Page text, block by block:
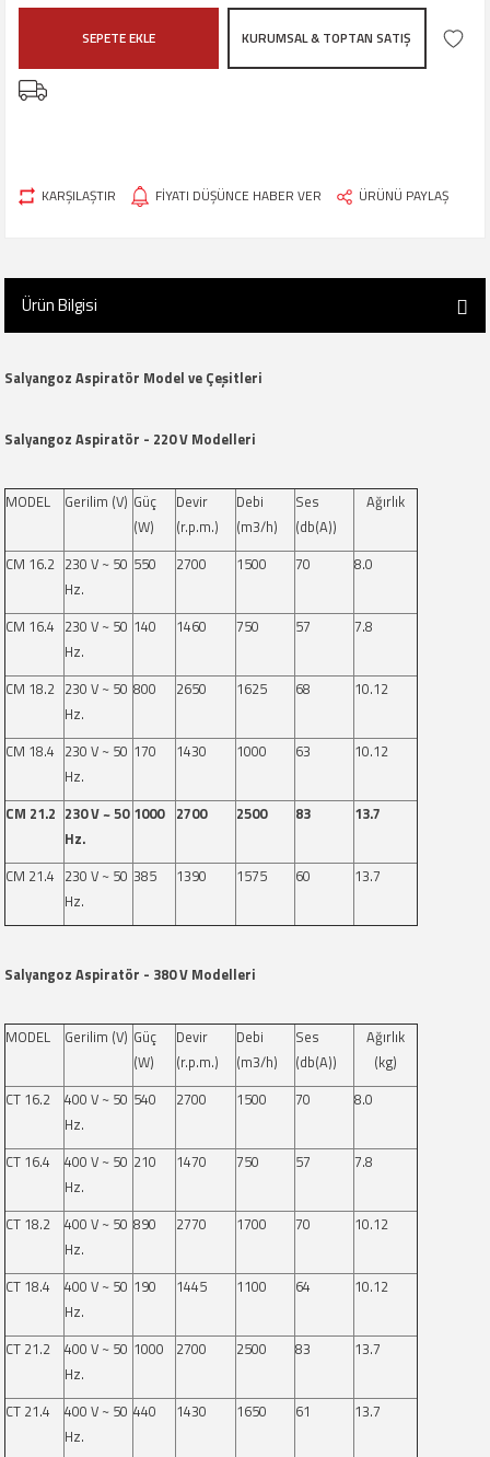
SEPETE EKLE KURUMSAL & TOPTAN SATIŞ
KARŞILAŞTIR FİYATI DÜŞÜNCE HABER VER ÜRÜNÜ PAYLAŞ
Ürün Bilgisi
Salyangoz Aspiratör Model ve Çeşitleri
Salyangoz Aspiratör - 220 V Modelleri
MODEL Gerilim (V) Güç
(W)
Devir
(r.p.m.)
Debi
(m3/h)
Ses
(db(A))
Ağırlık
CM 16.2 230 V ~ 50
Hz.
550 2700 1500 70 8.0
CM 16.4 230 V ~ 50
Hz.
140 1460 750 57 7.8
CM 18.2 230 V ~ 50
Hz.
800 2650 1625 68 10.12
CM 18.4 230 V ~ 50
Hz.
170 1430 1000 63 10.12
CM 21.2 230 V ~ 50
Hz.
1000 2700 2500 83 13.7
CM 21.4 230 V ~ 50
Hz.
385 1390 1575 60 13.7
Salyangoz Aspiratör - 380 V Modelleri
MODEL Gerilim (V) Güç
(W)
Devir
(r.p.m.)
Debi
(m3/h)
Ses
(db(A))
Ağırlık
(kg)
CT 16.2
400 V ~ 50
Hz.
540 2700 1500 70 8.0
CT 16.4
400 V ~ 50
Hz.
210 1470 750 57 7.8
CT 18.2
400 V ~ 50
Hz.
890 2770 1700 70 10.12
CT 18.4
400 V ~ 50
Hz.
190 1445 1100 64 10.12
CT 21.2
400 V ~ 50
Hz.
1000 2700 2500 83 13.7
CT 21.4
400 V ~ 50
Hz.
440 1430 1650 61 13.7